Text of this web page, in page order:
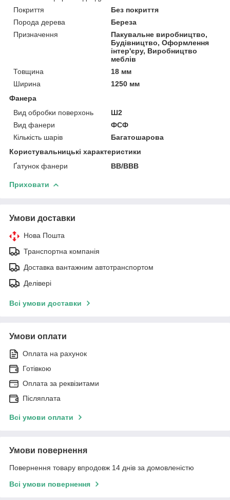
Покриття
Без покриття
Порода дерева
Береза
Призначення
Пакувальне виробництво,
Будівництво, Оформлення
інтер'єру, Виробництво
меблів
Товщина
18 мм
Ширина
1250 мм
Фанера
Вид обробки поверхонь
Ш2
Вид фанери
ФСФ
Кількість шарів
Багатошарова
Користувальницькі характеристики
Ґатунок фанери
ВВ/ВВВ
Приховати
Умови доставки
Нова Пошта
Транспортна компанія
Доставка вантажним автотранспортом
Делівері
Всі умови доставки
Умови оплати
Оплата на рахунок
Готівкою
Оплата за реквізитами
Післяплата
Всі умови оплати
Умови повернення
Повернення товару впродовж 14 днів за домовленістю
Всі умови повернення